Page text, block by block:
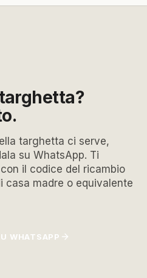
targhetta ci serve,
su WhatsApp. Ti
il codice del ricambio
casa madre o equivalente
WHATSAPP